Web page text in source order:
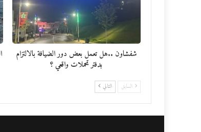
شفشاون ..هل تعمل بعض دور الضيافة بالالتزام
بدفتر تحملات واقعي ؟
السابق التالي